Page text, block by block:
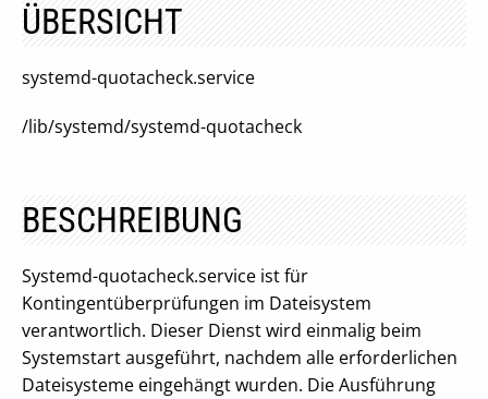
ÜBERSICHT
systemd-quotacheck.service
/lib/systemd/systemd-quotacheck
BESCHREIBUNG
Systemd-quotacheck.service ist für
Kontingentüberprüfungen im Dateisystem
verantwortlich. Dieser Dienst wird einmalig beim
Systemstart ausgeführt, nachdem alle erforderlichen
Dateisysteme eingehängt wurden. Die Ausführung